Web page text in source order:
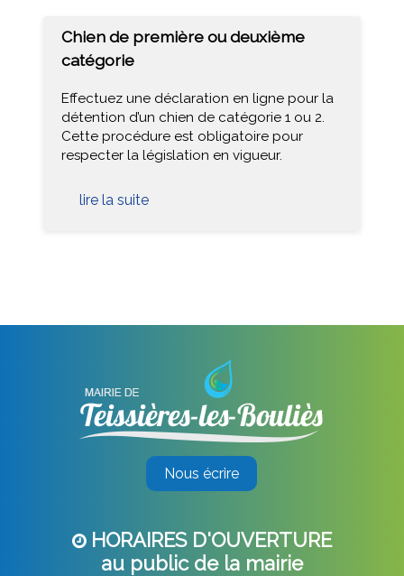
Chien de première ou deuxième
catégorie
Effectuez une déclaration en ligne pour la
détention d’un chien de catégorie 1 ou 2.
Cette procédure est obligatoire pour
respecter la législation en vigueur.
lire la suite
Nous écrire
HORAIRES D'OUVERTURE
au public de la mairie